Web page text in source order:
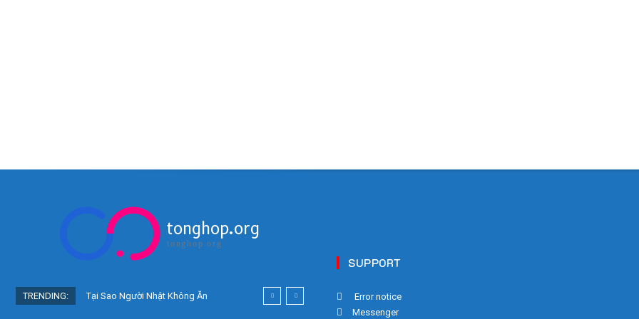
tonghop.org
tonghop.org
TRENDING:
Tại Sao Người Nhật Không Ăn
SUPPORT
Error notice
Messenger